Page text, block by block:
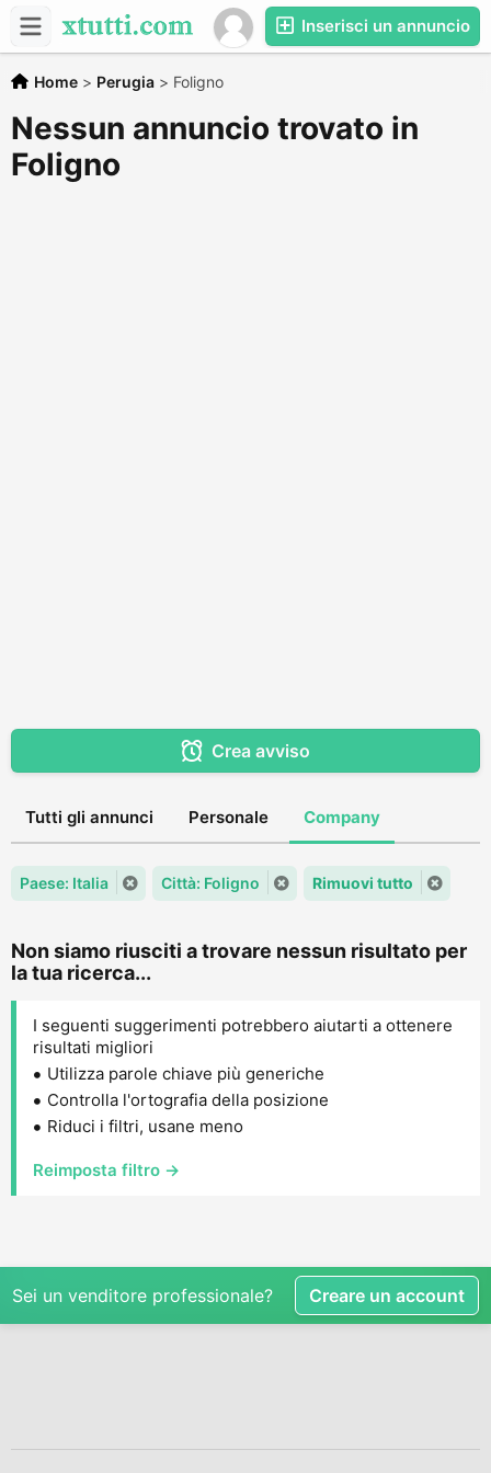
Inserisci un annuncio
Home > Perugia > Foligno
Nessun annuncio trovato in
Foligno
Crea avviso
Tutti gli annunci Personale Company
Paese: Italia Città: Foligno Rimuovi tutto
Non siamo riusciti a trovare nessun risultato per
la tua ricerca...
I seguenti suggerimenti potrebbero aiutarti a ottenere
risultati migliori
Utilizza parole chiave più generiche
Controlla l'ortografia della posizione
Riduci i filtri, usane meno
Reimposta filtro →
Sei un venditore professionale? Creare un account